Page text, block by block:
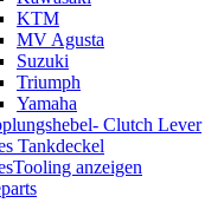
KTM
MV Agusta
Suzuki
Triumph
Yamaha
Clutch Lever
Tankdeckel
anzeigen